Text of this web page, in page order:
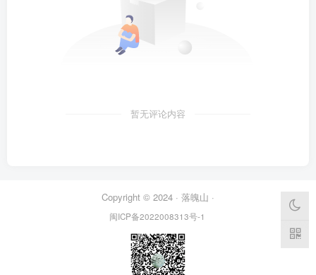
暂无评论内容
Copyright © 2024 · 落魄山 ·
闽ICP备2022008313号-1